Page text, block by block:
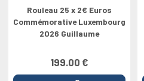
Rouleau 25 x 2€ Euros
Commémorative Luxembourg
2026 Guillaume
199.00 €